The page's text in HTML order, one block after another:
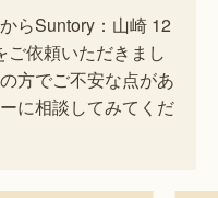
らSuntory：山崎 12
依頼いただきまし
方でご不安な点があ
に相談してみてくだ